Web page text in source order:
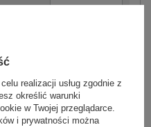
-
- +
realizacji usług zgodnie z
określić warunki
w Twojej przeglądarce.
i prywatności można